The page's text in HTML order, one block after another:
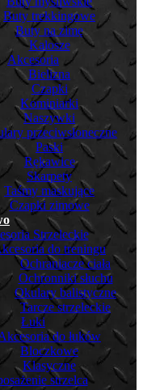
Buty trekkingowe
Buty na zimę
Kalosze
Akcesoria
Bielizna
Czapki
Kominiarki
Naszywki
przeciwsłoneczne
Paski
Rękawice
Skarpety
Taśmy maskujące
Czapki zimowe
Strzeleckie
do treningu
Ochraniacze ciała
Ochronniki słuchu
Okulary balistyczne
Tarcze strzeleckie
Łuki
do łuków
Bloczkowe
Klasyczne
strzelca